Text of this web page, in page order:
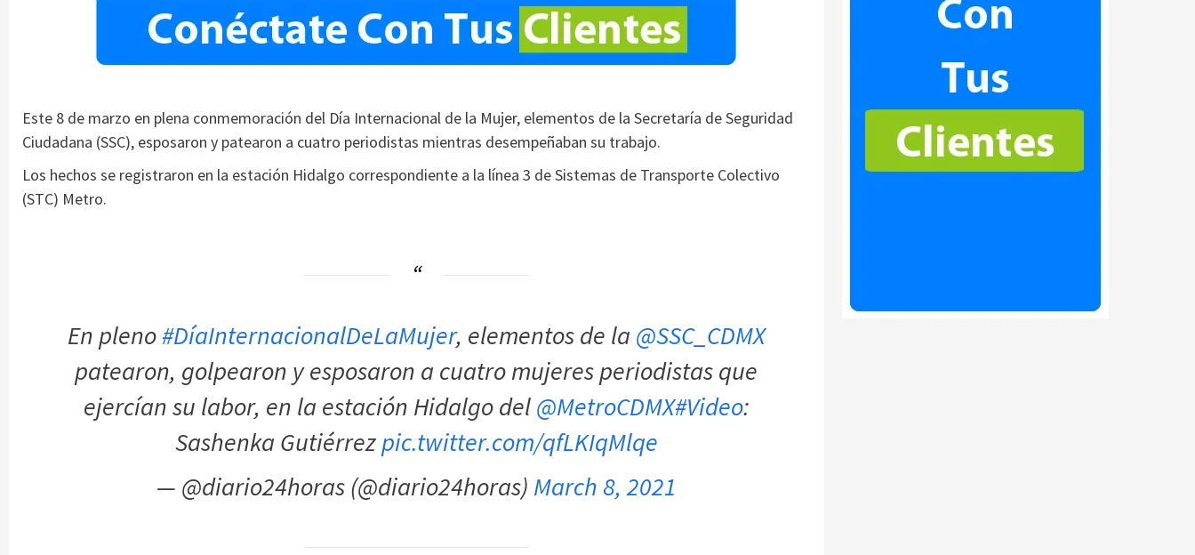
Este 8 de marzo en plena conmemoración del Día Internacional de la Mujer, elementos de la Secretaría de Seguridad
Ciudadana (SSC), esposaron y patearon a cuatro periodistas mientras desempeñaban su trabajo.
Los hechos se registraron en la estación Hidalgo correspondiente a la línea 3 de Sistemas de Transporte Colectivo
(STC) Metro.
En pleno#DíaInternacionalDeLaMujer, elementos de la @SSC_CDMX
patearon, golpearon y esposaron a cuatro mujeres periodistas que
ejercían su labor, en la estación Hidalgo del@MetroCDMX#Video:
Sashenka Gutiérrezpic.twitter.com/qfLKIqMlqe
— @diario24horas (@diario24horas) March 8, 2021